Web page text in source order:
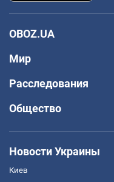
OBOZ.UA
Мир
Расследования
Общество
Новости Украины
Киев